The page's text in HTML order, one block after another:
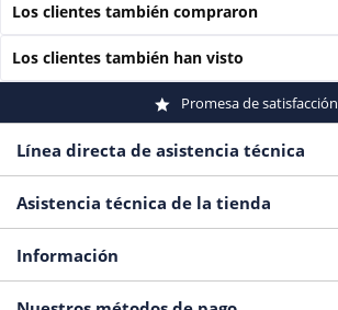
Los clientes también compraron
Los clientes también han visto
Promesa de satisfacción
Línea directa de asistencia técnica
Asistencia técnica de la tienda
Información